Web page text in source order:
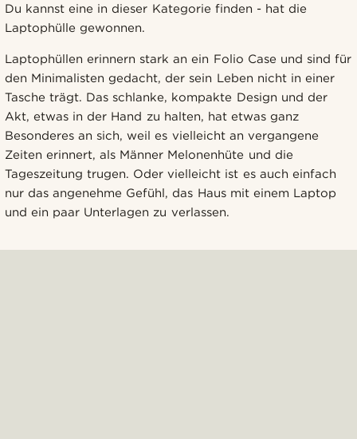
Du kannst eine in dieser Kategorie finden - hat die
Laptophülle gewonnen.
Laptophüllen erinnern stark an ein Folio Case und sind für
den Minimalisten gedacht, der sein Leben nicht in einer
Tasche trägt. Das schlanke, kompakte Design und der
Akt, etwas in der Hand zu halten, hat etwas ganz
Besonderes an sich, weil es vielleicht an vergangene
Zeiten erinnert, als Männer Melonenhüte und die
Tageszeitung trugen. Oder vielleicht ist es auch einfach
nur das angenehme Gefühl, das Haus mit einem Laptop
und ein paar Unterlagen zu verlassen.